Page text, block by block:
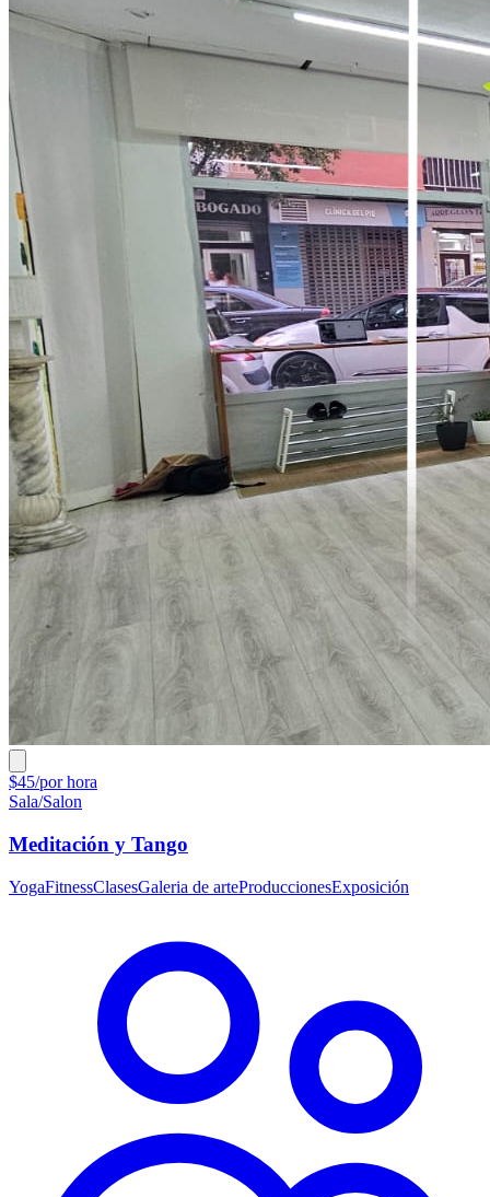
$45/por hora
Sala/Salon
Meditación y Tango
YogaFitnessClasesGaleria de arteProduccionesExposición